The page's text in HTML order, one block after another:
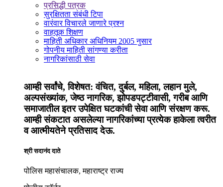
प्रसिद्धी पत्रक
सुरक्षितता संबंधी टिपा
वारंवार विचारले जाणारे प्रश्न
वाहतूक शिक्षण
माहिती अधिकार अधिनियम 2005 नुसार
गोपनीय माहिती सांगण्या करीता
नागरिकांसाठी सेवा
आम्ही सर्वांचे, विशेषत: वंचित, दुर्बल, महिला, लहान मुले,
अल्पसंख्यांक, जेष्ठ नागरिक, झोपडपट्टीवासी, गरीब आणि
समाजातील इतर उपेक्षित घटकांची सेवा आणि संरक्षण करू.
आम्ही संकटात असलेल्या नागरिकांच्या प्रत्येक हाकेला त्वरीत
व आत्मीयतेने प्रतिसाद देऊ.
श्री सदानंद दाते
पोलिस महासंचालक, महाराष्ट्र राज्य